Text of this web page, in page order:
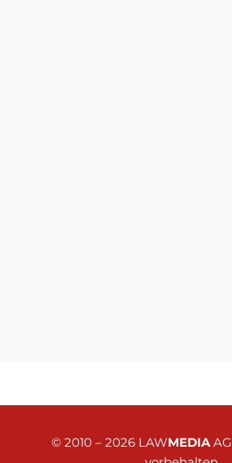
© 2010 – 2026 LAWMEDIAAG